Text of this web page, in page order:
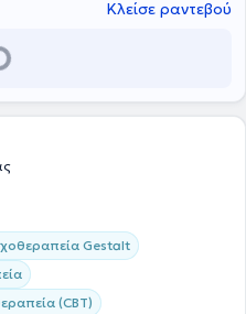
Κλείσε ραντεβού
Gestalt
(CBT)